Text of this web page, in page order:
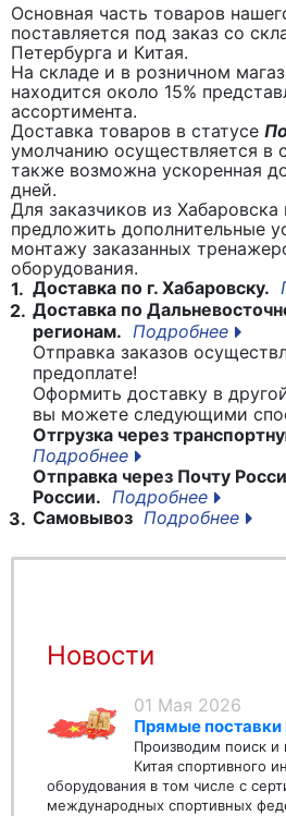
Основная часть товаров
поставляется под заказ со
Петербурга и Китая.
На складе и в розничном
находится около 15%
ассортимента.
Доставка товаров в статусе
умолчанию осуществляется в
также возможна ускоренная
дней.
Для заказчиков из
предложить дополнительные
монтажу заказанных
оборудования.
1. Доставка по г. Хабаровску.
2. Доставка по
регионам. Подробнее
Отправка заказов
предоплате!
Оформить доставку в
вы можете следующими
Отгрузка через
Подробнее
Отправка через Почту
России. Подробнее
3. Самовывоз Подробнее
Новости
01 Мая 2026
Прямые поставки
Производим поиск и
Китая спортивного
оборудования в том числе с
международных спортивных